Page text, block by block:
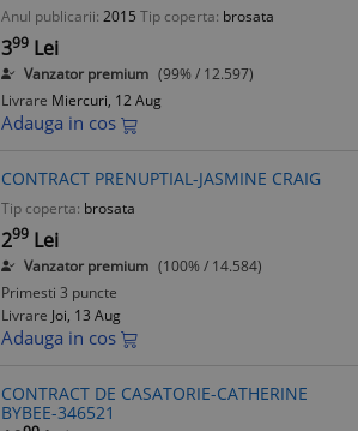
Anul publicarii: 2015 Tip coperta: brosata
399 Lei
Vanzator premium (99% / 12.597)
Livrare Miercuri, 12 Aug
Adauga in cos
CONTRACT PRENUPTIAL-JASMINE CRAIG
Tip coperta: brosata
299 Lei
Vanzator premium (100% / 14.584)
Primesti 3 puncte
Livrare Joi, 13 Aug
Adauga in cos
CONTRACT DE CASATORIE-CATHERINE
BYBEE-346521